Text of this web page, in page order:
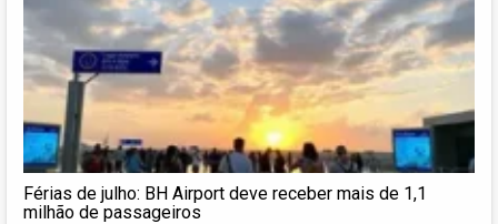
Férias de julho: BH Airport deve receber mais de 1,1
milhão de passageiros